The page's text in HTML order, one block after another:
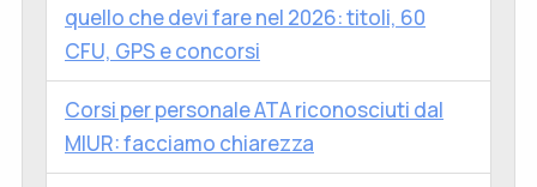
quello che devi fare nel 2026: titoli, 60
CFU, GPS e concorsi
Corsi per personale ATA riconosciuti dal
MIUR: facciamo chiarezza